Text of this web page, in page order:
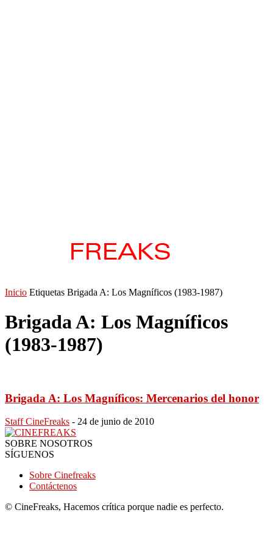
Inicio Etiquetas Brigada A: Los Magníficos (1983-1987)
Brigada A: Los Magníficos
(1983-1987)
Brigada A: Los Magníficos: Mercenarios del honor
Staff CineFreaks - 24 de junio de 2010
SOBRE NOSOTROS
SÍGUENOS
Sobre Cinefreaks
Contáctenos
© CineFreaks, Hacemos crítica porque nadie es perfecto.